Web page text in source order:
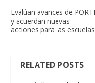
Evalúan avances de PORTI
y acuerdan nuevas
acciones para las escuelas
RELATED POSTS